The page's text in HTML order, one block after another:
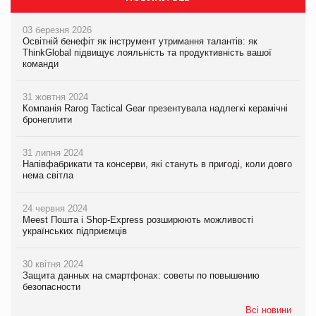
03 березня 2026
Освітній бенефіт як інструмент утримання талантів: як
ThinkGlobal підвищує лояльність та продуктивність вашої
команди
31 жовтня 2024
Компанія Rarog Tactical Gear презентувала надлегкі керамічні
бронеплити
31 липня 2024
Напівфабрикати та консерви, які стануть в пригоді, коли довго
нема світла
24 червня 2024
Meest Пошта і Shop-Express розширюють можливості
українських підприємців
30 квітня 2024
Защита данных на смартфонах: советы по повышению
безопасности
Всі новини